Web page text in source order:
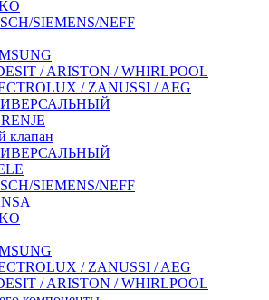
SIEMENS/NEFF
/ ARISTON / WHIRLPOOL
/ ZANUSSI / AEG
клапан
SIEMENS/NEFF
/ ZANUSSI / AEG
/ ARISTON / WHIRLPOOL